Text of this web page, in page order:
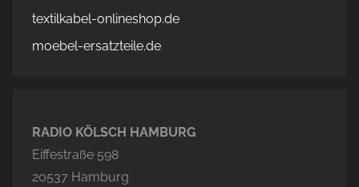
textilkabel-onlineshop.de
moebel-ersatzteile.de
RADIO KÖLSCH HAMBURG
Eiffestraße 598
20537 Hamburg